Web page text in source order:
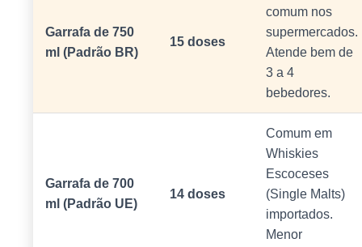
Garrafa de 750
ml (Padrão BR)
15 doses
comum nos
supermercados.
Atende bem de
3 a 4
bebedores.
Garrafa de 700
ml (Padrão UE)
14 doses
Comum em
Whiskies
Escoceses
(Single Malts)
importados.
Menor